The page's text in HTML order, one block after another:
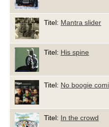
Titel: Mantra slider
Titel: His spine
Titel: No boogie
Titel: In the crowd